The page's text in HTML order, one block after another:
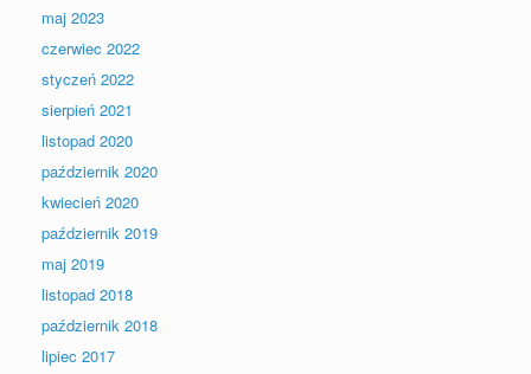
maj 2023
czerwiec 2022
styczeń 2022
sierpień 2021
listopad 2020
październik 2020
kwiecień 2020
październik 2019
maj 2019
listopad 2018
październik 2018
lipiec 2017